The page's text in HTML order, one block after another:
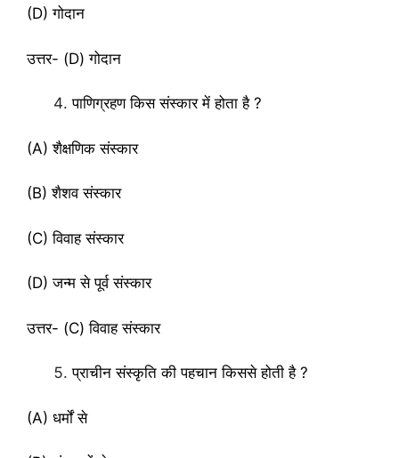
(D) गोदान
उत्तर- (D) गोदान
पाणिग्रहण किस संस्कार में होता है ?
(A) शैक्षणिक संस्कार
(B) शैशव संस्कार
(C) विवाह संस्कार
(D) जन्म से पूर्व संस्कार
उत्तर- (C) विवाह संस्कार
प्राचीन संस्कृति की पहचान किससे होती है ?
(A) धर्मों से